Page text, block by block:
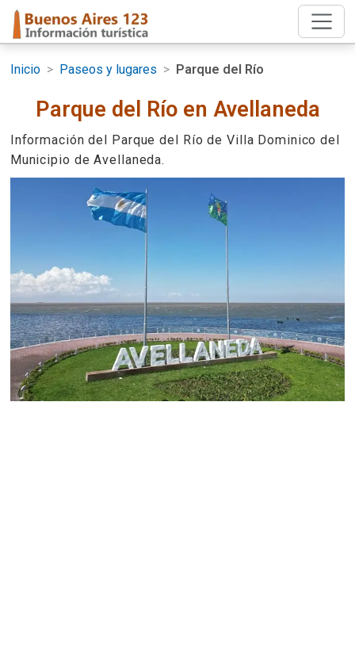
Inicio > Paseos y lugares > Parque del Río
Parque del Río en Avellaneda
Información del Parque del Río de Villa Dominico del
Municipio de Avellaneda.